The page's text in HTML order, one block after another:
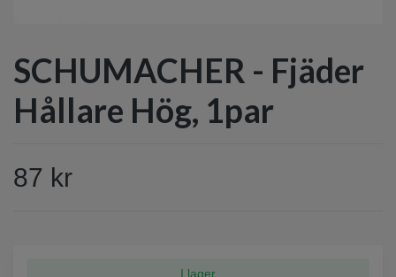
SCHUMACHER - Fjäder
Hållare Hög, 1par
87 kr
I lager